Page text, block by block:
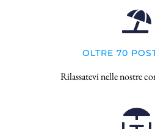
OLTRE 70
Rilassatevi nelle nostre